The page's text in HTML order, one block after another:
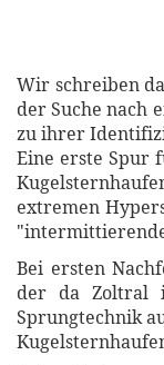
Wir schreiben
der Suche nach
zu ihrer
Eine erste Spur
extremen
Bei ersten
der da Zoltral
Sprungtechnik